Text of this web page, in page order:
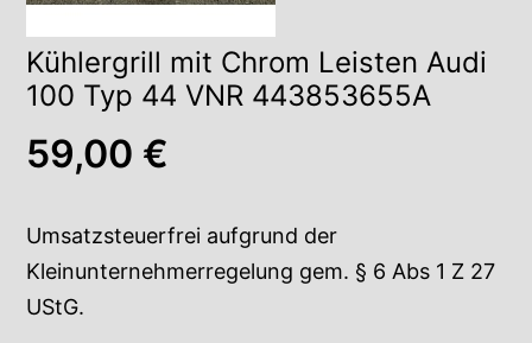
Kühlergrill mit Chrom Leisten Audi
100 Typ 44 VNR 443853655A
59,00 €
Umsatzsteuerfrei aufgrund der
Kleinunternehmerregelung gem. § 6 Abs 1 Z 27
UStG.